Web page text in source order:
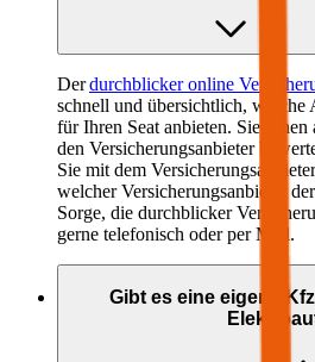
Derdurchblicker online
schnell und übersichtlich, welche
für Ihren Seatanbieten. Sie
den Versicherungsanbieter
Sie mit dem
welcher Versicherungsanbieter
Sorge, die durchblicker
gerne telefonisch oder per Mail.
Gibt es eine eigene